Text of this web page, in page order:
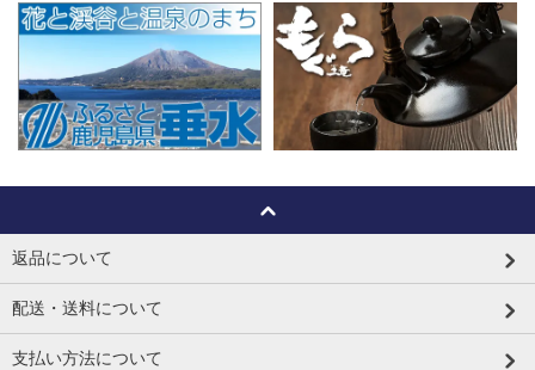
返品について
配送・送料について
支払い方法について